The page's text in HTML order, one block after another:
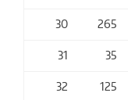
30 265
31 35
32 125